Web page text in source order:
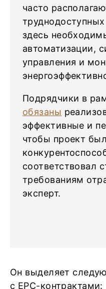
часто
здесь
автоматизации,
управления и
Подрядчики в
обязаны
эффективные и
чтобы проект был
соответствовал
требованиям
эксперт.
Он выделяет
с ЕРС-контрактами: